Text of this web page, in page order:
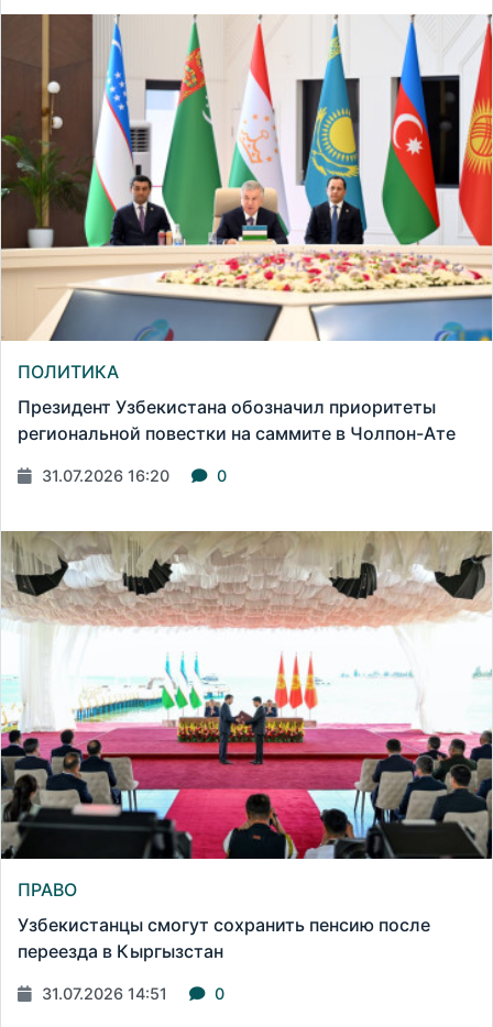
ПОЛИТИКА
Президент Узбекистана обозначил приоритеты
региональной повестки на саммите в Чолпон-Ате
31.07.2026 16:20 0
ПРАВО
Узбекистанцы смогут сохранить пенсию после
переезда в Кыргызстан
31.07.2026 14:51 0